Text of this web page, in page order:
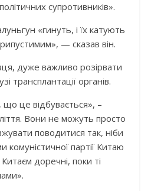
супротивників».
«гинуть, і їх катують
— сказав він.
дуже важливо розірвати
трансплантації органів.
це відбувається», –
Вони не можуть просто
поводитися так, ніби
комуністичної партії Китаю
доречні, поки ті